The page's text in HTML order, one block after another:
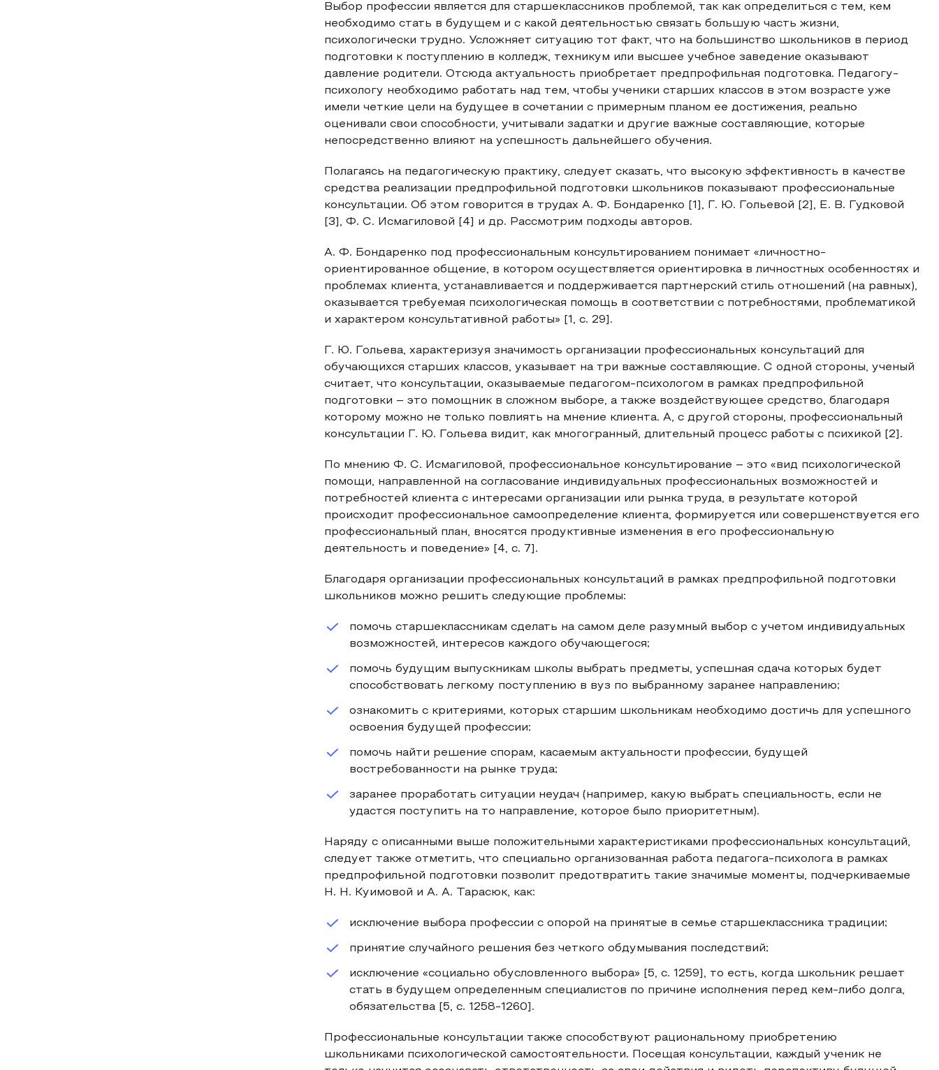
Выбор профессии является для старшеклассников проблемой, так как определиться с тем, кем
необходимо стать в будущем и с какой деятельностью связать большую часть жизни,
психологически трудно. Усложняет ситуацию тот факт, что на большинство школьников в период
подготовки к поступлению в колледж, техникум или высшее учебное заведение оказывают
давление родители. Отсюда актуальность приобретает предпрофильная подготовка. Педагогу-
психологу необходимо работать над тем, чтобы ученики старших классов в этом возрасте уже
имели четкие цели на будущее в сочетании с примерным планом ее достижения, реально
оценивали свои способности, учитывали задатки и другие важные составляющие, которые
непосредственно влияют на успешность дальнейшего обучения.
Полагаясь на педагогическую практику, следует сказать, что высокую эффективность в качестве
средства реализации предпрофильной подготовки школьников показывают профессиональные
консультации. Об этом говорится в трудах А. Ф. Бондаренко [1], Г. Ю. Гольевой [2], Е. В. Гудковой
[3], Ф. С. Исмагиловой [4] и др. Рассмотрим подходы авторов.
А. Ф. Бондаренко под профессиональным консультированием понимает «личностно-
ориентированное общение, в котором осуществляется ориентировка в личностных особенностях и
проблемах клиента, устанавливается и поддерживается партнерский стиль отношений (на равных),
оказывается требуемая психологическая помощь в соответствии с потребностями, проблематикой
и характером консультативной работы» [1, с. 29].
Г. Ю. Гольева, характеризуя значимость организации профессиональных консультаций для
обучающихся старших классов, указывает на три важные составляющие. С одной стороны, ученый
считает, что консультации, оказываемые педагогом-психологом в рамках предпрофильной
подготовки – это помощник в сложном выборе, а также воздействующее средство, благодаря
которому можно не только повлиять на мнение клиента. А, с другой стороны, профессиональный
консультации Г. Ю. Гольева видит, как многогранный, длительный процесс работы с психикой [2].
По мнению Ф. С. Исмагиловой, профессиональное консультирование – это «вид психологической
помощи, направленной на согласование индивидуальных профессиональных возможностей и
потребностей клиента с интересами организации или рынка труда, в результате которой
происходит профессиональное самоопределение клиента, формируется или совершенствуется его
профессиональный план, вносятся продуктивные изменения в его профессиональную
деятельность и поведение» [4, с. 7].
Благодаря организации профессиональных консультаций в рамках предпрофильной подготовки
школьников можно решить следующие проблемы:
помочь старшеклассникам сделать на самом деле разумный выбор с учетом индивидуальных
возможностей, интересов каждого обучающегося;
помочь будущим выпускникам школы выбрать предметы, успешная сдача которых будет
способствовать легкому поступлению в вуз по выбранному заранее направлению;
ознакомить с критериями, которых старшим школьникам необходимо достичь для успешного
освоения будущей профессии;
помочь найти решение спорам, касаемым актуальности профессии, будущей
востребованности на рынке труда;
заранее проработать ситуации неудач (например, какую выбрать специальность, если не
удастся поступить на то направление, которое было приоритетным).
Наряду с описанными выше положительными характеристиками профессиональных консультаций,
следует также отметить, что специально организованная работа педагога-психолога в рамках
предпрофильной подготовки позволит предотвратить такие значимые моменты, подчеркиваемые
Н. Н. Куимовой и А. А. Тарасюк, как:
исключение выбора профессии с опорой на принятые в семье старшеклассника традиции;
принятие случайного решения без четкого обдумывания последствий;
исключение «социально обусловленного выбора» [5, с. 1259], то есть, когда школьник решает
стать в будущем определенным специалистов по причине исполнения перед кем-либо долга,
обязательства [5, с. 1258-1260].
Профессиональные консультации также способствуют рациональному приобретению
школьниками психологической самостоятельности. Посещая консультации, каждый ученик не